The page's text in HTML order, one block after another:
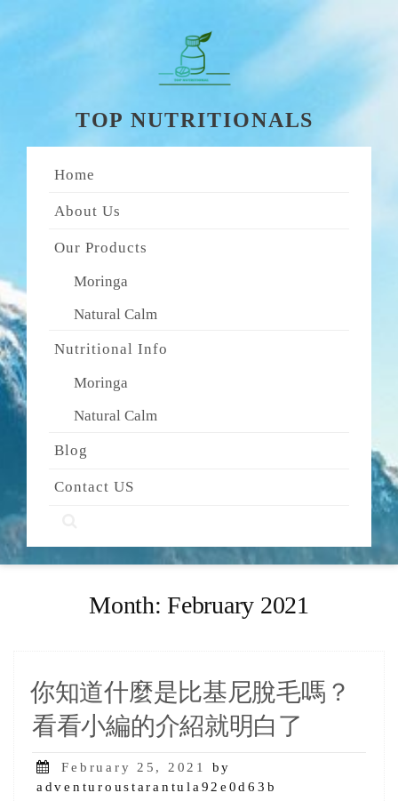
TOP NUTRITIONALS
Home
About Us
Our Products
Moringa
Natural Calm
Nutritional Info
Moringa
Natural Calm
Blog
Contact US
Month:February 2021
你知道什麼是比基尼脫毛嗎？
看看小編的介紹就明白了
Posted
on
February 25, 2021
by
adventuroustarantula92e0d63b